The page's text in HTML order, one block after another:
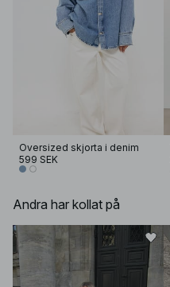
Oversized skjorta i denim
599 SEK
Andra har kollat på